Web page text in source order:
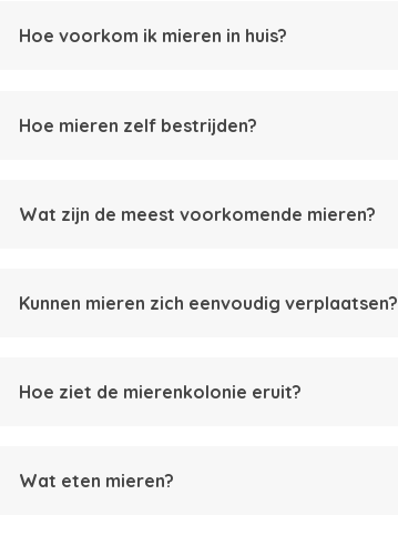
Hoe voorkom ik mieren in huis?
Hoe mieren zelf bestrijden?
Wat zijn de meest voorkomende mieren?
Kunnen mieren zich eenvoudig verplaatsen?
Hoe ziet de mierenkolonie eruit?
Wat eten mieren?